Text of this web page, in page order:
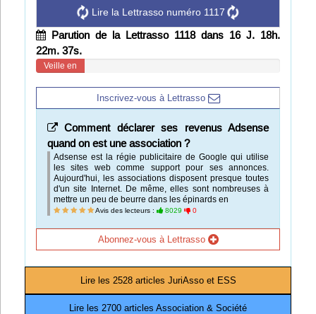
Nous contacterLire la Lettrasso numéro 1117
Parution de la Lettrasso 1118 dans 16 J. 18h.
22m. 36s.
Veille en
Inscrivez-vous à Lettrasso
Comment déclarer ses revenus Adsense
quand on est une association ?
Adsense est la régie publicitaire de Google qui utilise
les sites web comme support pour ses annonces.
Aujourd'hui, les associations disposent presque toutes
d'un site Internet. De même, elles sont nombreuses à
mettre un peu de beurre dans les épinards en
Avis des lecteurs : 8029 0
Abonnez-vous à Lettrasso
Lire les 2528 articles JuriAsso et ESS
Lire les 2700 articles Association & Société